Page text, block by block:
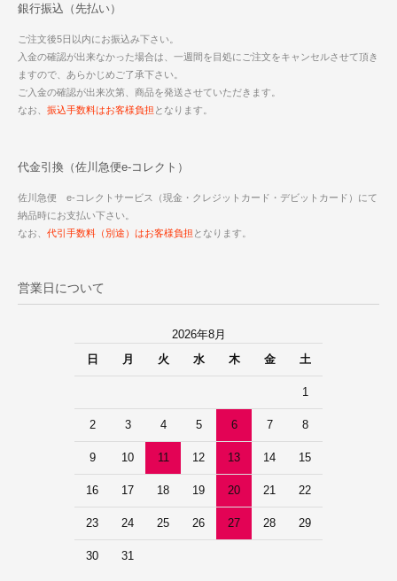
銀行振込（先払い）
ご注文後5日以内にお振込み下さい。
入金の確認が出来なかった場合は、一週間を目処にご注文をキャンセルさせて頂き
ますので、あらかじめご了承下さい。
ご入金の確認が出来次第、商品を発送させていただきます。
なお、 振込手数料はお客様負担 となります。
代金引換（佐川急便e-コレクト）
佐川急便 e-コレクトサービス（現金・クレジットカード・デビットカード）にて
納品時にお支払い下さい。
なお、 代引手数料（別途）はお客様負担 となります。
営業日について
2026年8月
日
月 火 水 木 金 土
1
2 3 4 5 6 7 8
9 10 11 12 13 14 15
16 17 18 19 20 21 22
23 24 25 26 27 28 29
30 31